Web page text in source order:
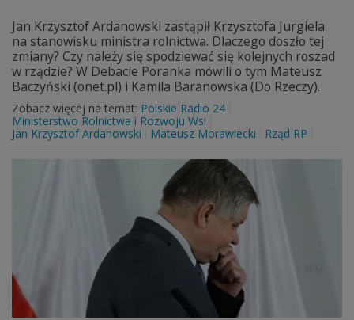
Jan Krzysztof Ardanowski zastąpił Krzysztofa Jurgiela
na stanowisku ministra rolnictwa. Dlaczego doszło tej
zmiany? Czy należy się spodziewać się kolejnych roszad
w rządzie? W Debacie Poranka mówili o tym Mateusz
Baczyński (onet.pl) i Kamila Baranowska (Do Rzeczy).
Zobacz więcej na temat: Polskie Radio 24
Ministerstwo Rolnictwa i Rozwoju Wsi
Jan Krzysztof Ardanowski
Mateusz Morawiecki Rząd RP